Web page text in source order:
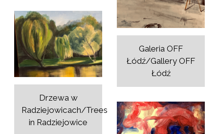
Galeria OFF
Łódź/Gallery OFF
Łódź
Drzewa w
Radziejowicach/Trees
in Radziejowice